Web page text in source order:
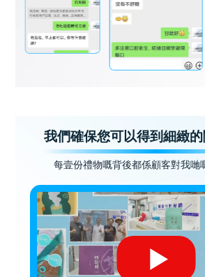
我們確保您可以得到細緻
每壹份禮物嘅背後都係顧客對我哋